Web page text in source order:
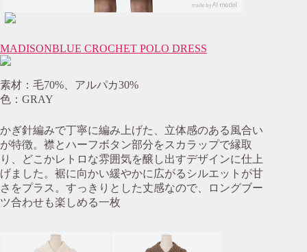
MADISONBLUE CROCHET POLO DRESS
素材：毛70%、アルパカ30%
色：GRAY
かぎ針編みで丁寧に編み上げた、立体感のある風合い
が特徴。襟とハーフボタン部分をスカラップで縁取
り、どこかレトロな雰囲気を醸し出すデザインに仕上
げました。裾に向かい緩やかに広がるシルエットが甘
さをプラス。すっきりとした丈感なので、ロングブー
ツ合わせも楽しめる一枚